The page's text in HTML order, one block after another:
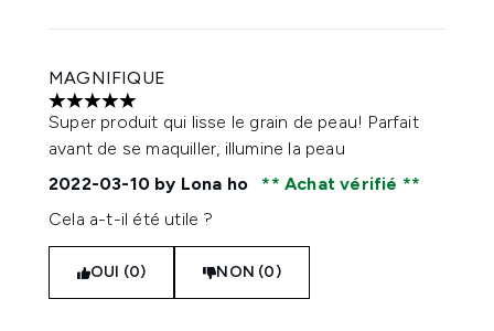
MAGNIFIQUE
5 étoiles sur un maximum de 5
Super produit qui lisse le grain de peau! Parfait
avant de se maquiller, illumine la peau
2022-03-10 by Lona ho
Achat vérifié
Cela a-t-il été utile ?
OUI (0) NON (0)